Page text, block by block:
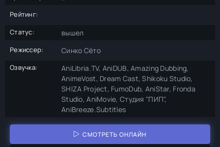
Рейтинг:
Статус:
вышел
Режиссер: Синко Сёто
Озвучка:
AniLibria.TV, AniDUB, Amazing Dubbing,
AnimeVost, Dream Cast, Shikoku Studio,
SHIZA Project, FumoDub, AniStar, Fronda
Studio, AniMovie, Студия "ПИП",
AniBreeze.Subtitles
СМОТРЕТЬ ОНЛАЙН